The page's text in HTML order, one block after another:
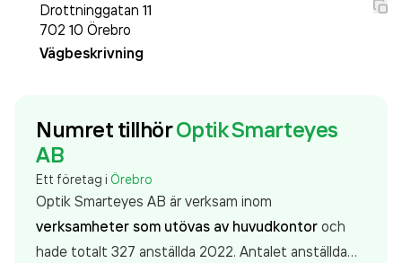
Drottninggatan 11
702 10 Örebro
Vägbeskrivning
Numret tillhörOptik Smarteyes
AB
Ett företag i Örebro
Optik Smarteyes AB är verksam inom
verksamheter som utövas av huvudkontor och
hade totalt 327 anställda 2022. Antalet anställda